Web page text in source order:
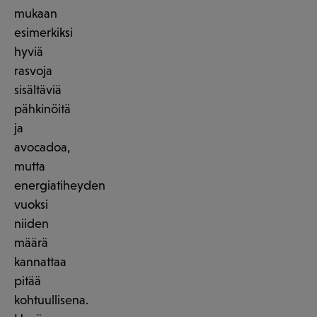
mukaan
esimerkiksi
hyviä
rasvoja
sisältäviä
pähkinöitä
ja
avocadoa,
mutta
energiatiheyden
vuoksi
niiden
määrä
kannattaa
pitää
kohtuullisena.